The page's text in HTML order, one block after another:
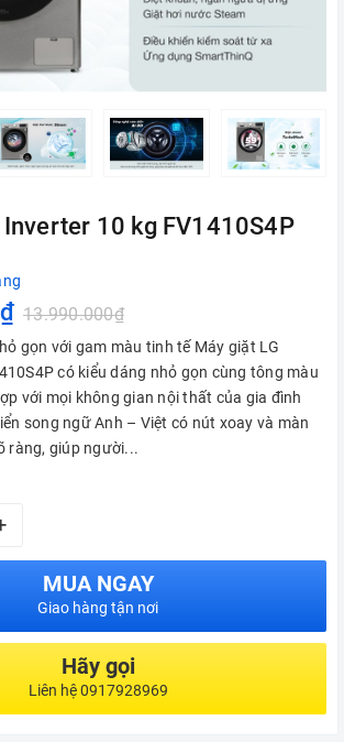
Inverter 10 kg FV1410S4P
13.990.000₫
gọn với gam màu tinh tế Máy giặt LG
có kiểu dáng nhỏ gọn cùng tông màu
với mọi không gian nội thất của gia đình
song ngữ Anh – Việt có nút xoay và màn
ràng, giúp người...
MUA NGAY
Giao hàng tận nơi
Hãy gọi
Liên hệ 0917928969